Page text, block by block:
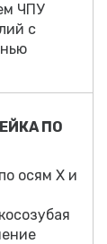
ЧПУ
с
ПО
осям Х и